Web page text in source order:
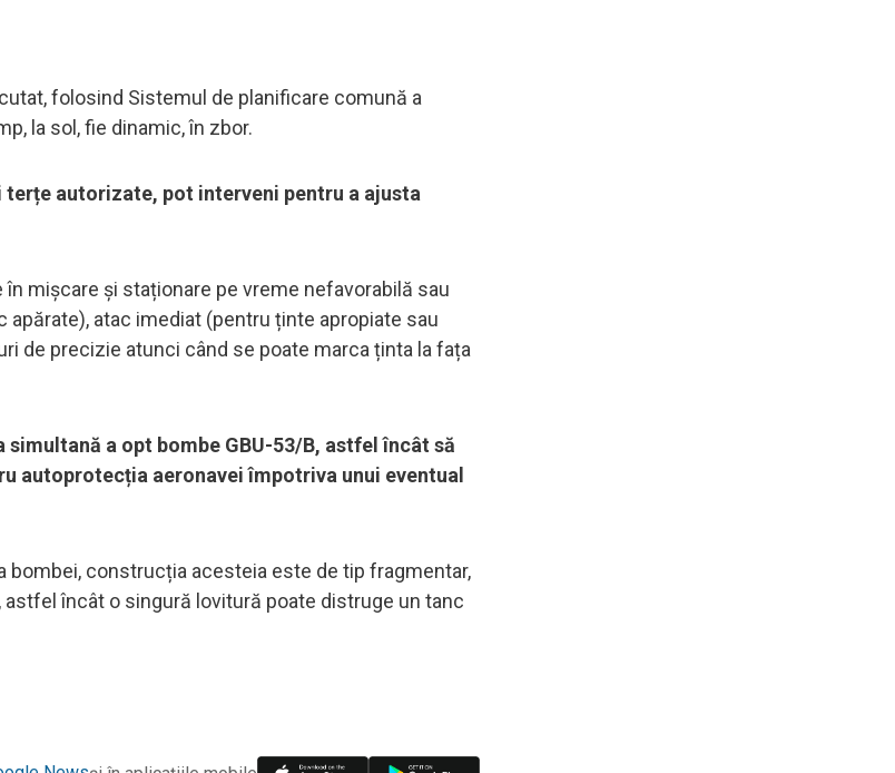
folosind Sistemul de planificare comună a
la sol, fie dinamic, în zbor.
autorizate, pot interveni pentru a ajusta
mișcare și staționare pe vreme nefavorabilă sau
atac imediat (pentru ținte apropiate sau
de precizie atunci când se poate marca ținta la fața
a opt bombe GBU-53/B, astfel încât să
autoprotecția aeronavei împotriva unui eventual
construcția acesteia este de tip fragmentar,
încât o singură lovitură poate distruge un tanc